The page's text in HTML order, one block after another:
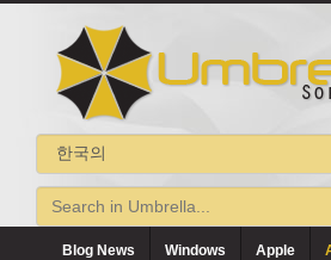
Blog News Windows Apple